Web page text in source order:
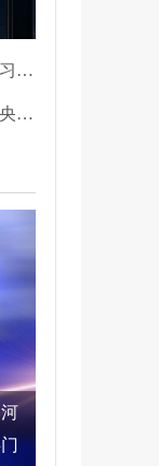
以坚定的理想信念筑牢精神根基——习近平党建思想理论品格系列述评之一
坚定不移与黑恶势力斗争到底——中央政法委负责同志就开展深化扫黑除恶专项斗争有关问题答记者问